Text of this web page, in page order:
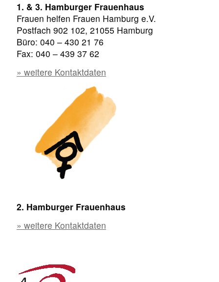
1. & 3. Hamburger Frauenhaus
Frauen helfen Frauen Hamburg e.V.
Postfach 902 102, 21055 Hamburg
Büro: 040 – 430 21 76
Fax: 040 – 439 37 62
» weitere Kontaktdaten
2. Hamburger Frauenhaus
» weitere Kontaktdaten